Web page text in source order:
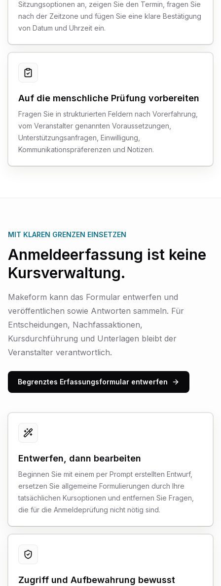
Sitzungsoptionen an, zeigen Sie den Termin, fragen Sie
nach der Zeitzone und fügen Sie eine klare Bestätigung
von Datum und Uhrzeit ein.
Auf die menschliche Prüfung vorbereiten
Fragen Sie in strukturierten Feldern nach Vorerfahrung,
vom Veranstalter genannten Voraussetzungen,
Unterstützungsanfragen, Einwilligung,
Kommunikationspräferenzen und Notizen.
MIT KLAREN GRENZEN EINSETZEN
Anmeldeerfassung ist keine
Kursverwaltung.
Makeform kann das Formular entwerfen und
veröffentlichen sowie Antworten sammeln. Für
Entscheidungen, Nachfassaktionen,
Kursdurchführung und Unterlagen bleibt der
Veranstalter verantwortlich.
Begrenztes Erfassungsformular entwerfen
Entwerfen, dann bearbeiten
Beginnen Sie mit einem per Prompt erstellten Entwurf,
ersetzen Sie allgemeine Formulierungen durch Ihre
tatsächlichen Kursoptionen und entfernen Sie Fragen,
die für die Anmeldeprüfung nicht nötig sind.
Zugriff und Aufbewahrung bewusst